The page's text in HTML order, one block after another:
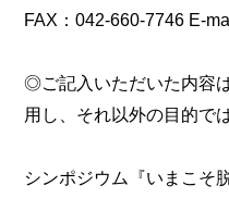
FAX：042-660-7746 E-
◎ご記入いただいた内容
用し、それ以外の目的で
シンポジウム『いまこ